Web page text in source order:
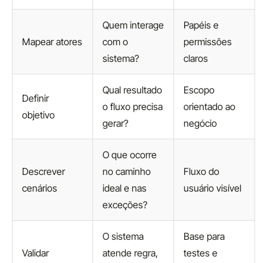
Mapear atores
Quem interage
com o
sistema?
Papéis e
permissões
claros
Definir
objetivo
Qual resultado
o fluxo precisa
gerar?
Escopo
orientado ao
negócio
Descrever
cenários
O que ocorre
no caminho
ideal e nas
exceções?
Fluxo do
usuário visível
Validar
O sistema
atende regra,
Base para
testes e